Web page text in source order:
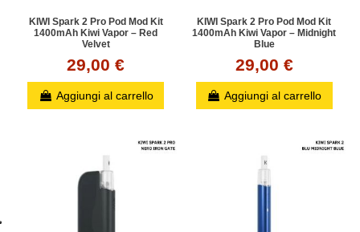
KIWI Spark 2 Pro Pod Mod Kit
1400mAh Kiwi Vapor – Red
Velvet
29,00 €
Aggiungi al carrello
KIWI Spark 2 Pro Pod Mod Kit
1400mAh Kiwi Vapor – Midnight
Blue
29,00 €
Aggiungi al carrello